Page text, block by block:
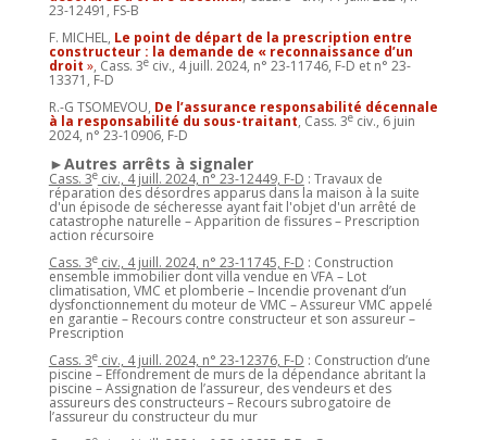
23-12491, FS-B
F. MICHEL, Le point de départ de la prescription entre
constructeur : la demande de « reconnaissance d’un
droit », Cass. 3eciv., 4 juill. 2024, n° 23-11746, F-D et n° 23-
13371, F-D
R.-G TSOMEVOU, De l’assurance responsabilité décennale
à la responsabilité du sous-traitant, Cass. 3eciv., 6 juin
2024, n° 23-10906, F-D
►Autres arrêts à signaler
Cass. 3eciv., 4 juill. 2024, n° 23-12449, F-D : Travaux de
réparation des désordres apparus dans la maison à la suite
d'un épisode de sécheresse ayant fait l'objet d'un arrêté de
catastrophe naturelle – Apparition de fissures – Prescription
action récursoire
Cass. 3eciv., 4 juill. 2024, n° 23-11745, F-D : Construction
ensemble immobilier dont villa vendue en VFA – Lot
climatisation, VMC et plomberie – Incendie provenant d’un
dysfonctionnement du moteur de VMC – Assureur VMC appelé
en garantie – Recours contre constructeur et son assureur –
Prescription
Cass. 3eciv., 4 juill. 2024, n° 23-12376, F-D : Construction d’une
piscine – Effondrement de murs de la dépendance abritant la
piscine – Assignation de l’assureur, des vendeurs et des
assureurs des constructeurs – Recours subrogatoire de
l’assureur du constructeur du mur